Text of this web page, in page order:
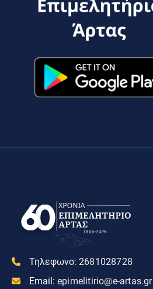
Τηλεφωνο: 2681028728
Email: epimelitirio@e-artas.gr